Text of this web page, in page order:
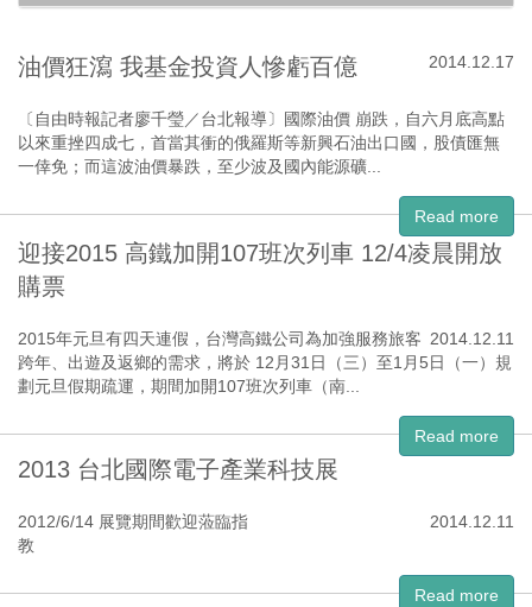
油價狂瀉 我基金投資人慘虧百億 2014.12.17
〔自由時報記者廖千瑩／台北報導〕國際油價 崩跌，自六月底高點
以來重挫四成七，首當其衝的俄羅斯等新興石油出口國，股債匯無
一倖免；而這波油價暴跌，至少波及國內能源礦...
Read more
迎接2015 高鐵加開107班次列車 12/4凌晨開放
購票
2014.12.11
2015年元旦有四天連假，台灣高鐵公司為加強服務旅客
跨年、出遊及返鄉的需求，將於 12月31日（三）至1月5日（一）規
劃元旦假期疏運，期間加開107班次列車（南...
Read more
2013 台北國際電子產業科技展
2014.12.11
2012/6/14 展覽期間歡迎蒞臨指
Read more